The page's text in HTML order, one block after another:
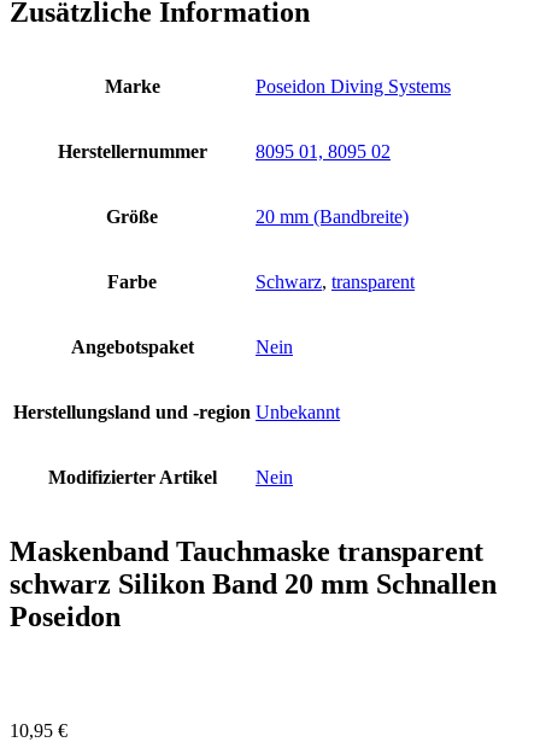
Zusätzliche Information
Marke Poseidon Diving Systems
Herstellernummer 8095 01, 8095 02
Größe 20 mm (Bandbreite)
Farbe Schwarz, transparent
Angebotspaket Nein
Herstellungsland und -region Unbekannt
Modifizierter Artikel Nein
Maskenband Tauchmaske transparent
schwarz Silikon Band 20 mm Schnallen
Poseidon
10,95 €